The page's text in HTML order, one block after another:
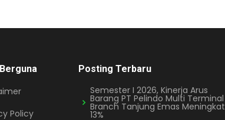
Policy
Posting Terbaru
Semester I 2026, Kinerja Arus
Barang PT Pelindo Multi Terminal
Branch Tanjung Emas Meningkat
13%